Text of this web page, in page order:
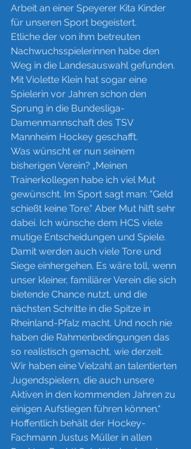
Arbeit an einer Speyerer Kita Kinder
für unseren Sport begeistert.
Etliche der von ihm betreuten
Nachwuchsspielerinnen habe den
Weg in die Landesauswahl gefunden.
Mit Violette Klein hat sogar eine
Spielerin vor Jahren schon den
Sprung in die Bundesliga-
Damenmannschaft des TSV
Mannheim Hockey geschafft.
Was wünscht er nun seinem
bisherigen Verein? „Meinen
Trainerkollegen habe ich viel Mut
gewünscht. Im Sport sagt man: "Geld
schießt keine Tore." Aber Mut hilft sehr
dabei. Ich wünsche dem HCS viele
mutige Entscheidungen und Spiele.
Damit werden auch viele Tore und
Siege einhergehen. Es wäre toll, wenn
unser kleiner, familiärer Verein die sich
bietende Chance nutzt, und die
nächsten Schritte in die Spitze in
Rheinland-Pfalz macht. Und noch nie
haben die Rahmenbedingungen das
so realistisch gemacht, wie derzeit.
Wir haben eine Vielzahl an talentierten
Jugendspielern, die auch unsere
Aktiven in den kommenden Jahren zu
einigen Aufstiegen führen können.“
Hoffentlich behält der Hockey-
Fachmann Justus Müller in allen